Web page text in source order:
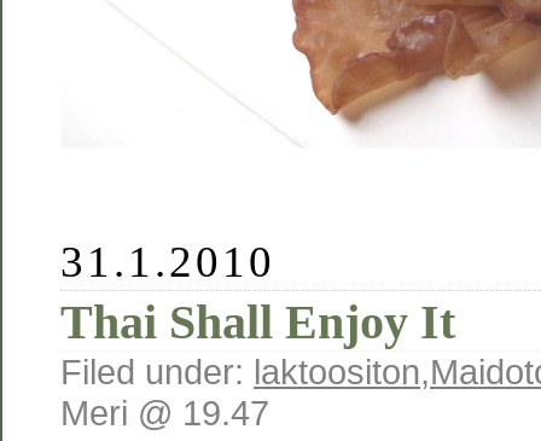
31.1.2010
Thai Shall Enjoy It
Filed under: laktoositon,
Meri @ 19.47